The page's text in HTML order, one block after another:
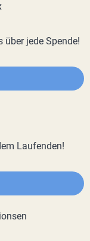
jede Spende!
Laufenden!